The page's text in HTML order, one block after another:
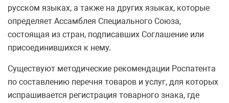
русском языках, а также на других языках, которые
определяет Ассамблея Специального Союза,
состоящая из стран, подписавших Соглашение или
присоединившихся к нему.
Существуют методические рекомендации Роспатента
по составлению перечня товаров и услуг, для которых
испрашивается регистрация товарного знака, где